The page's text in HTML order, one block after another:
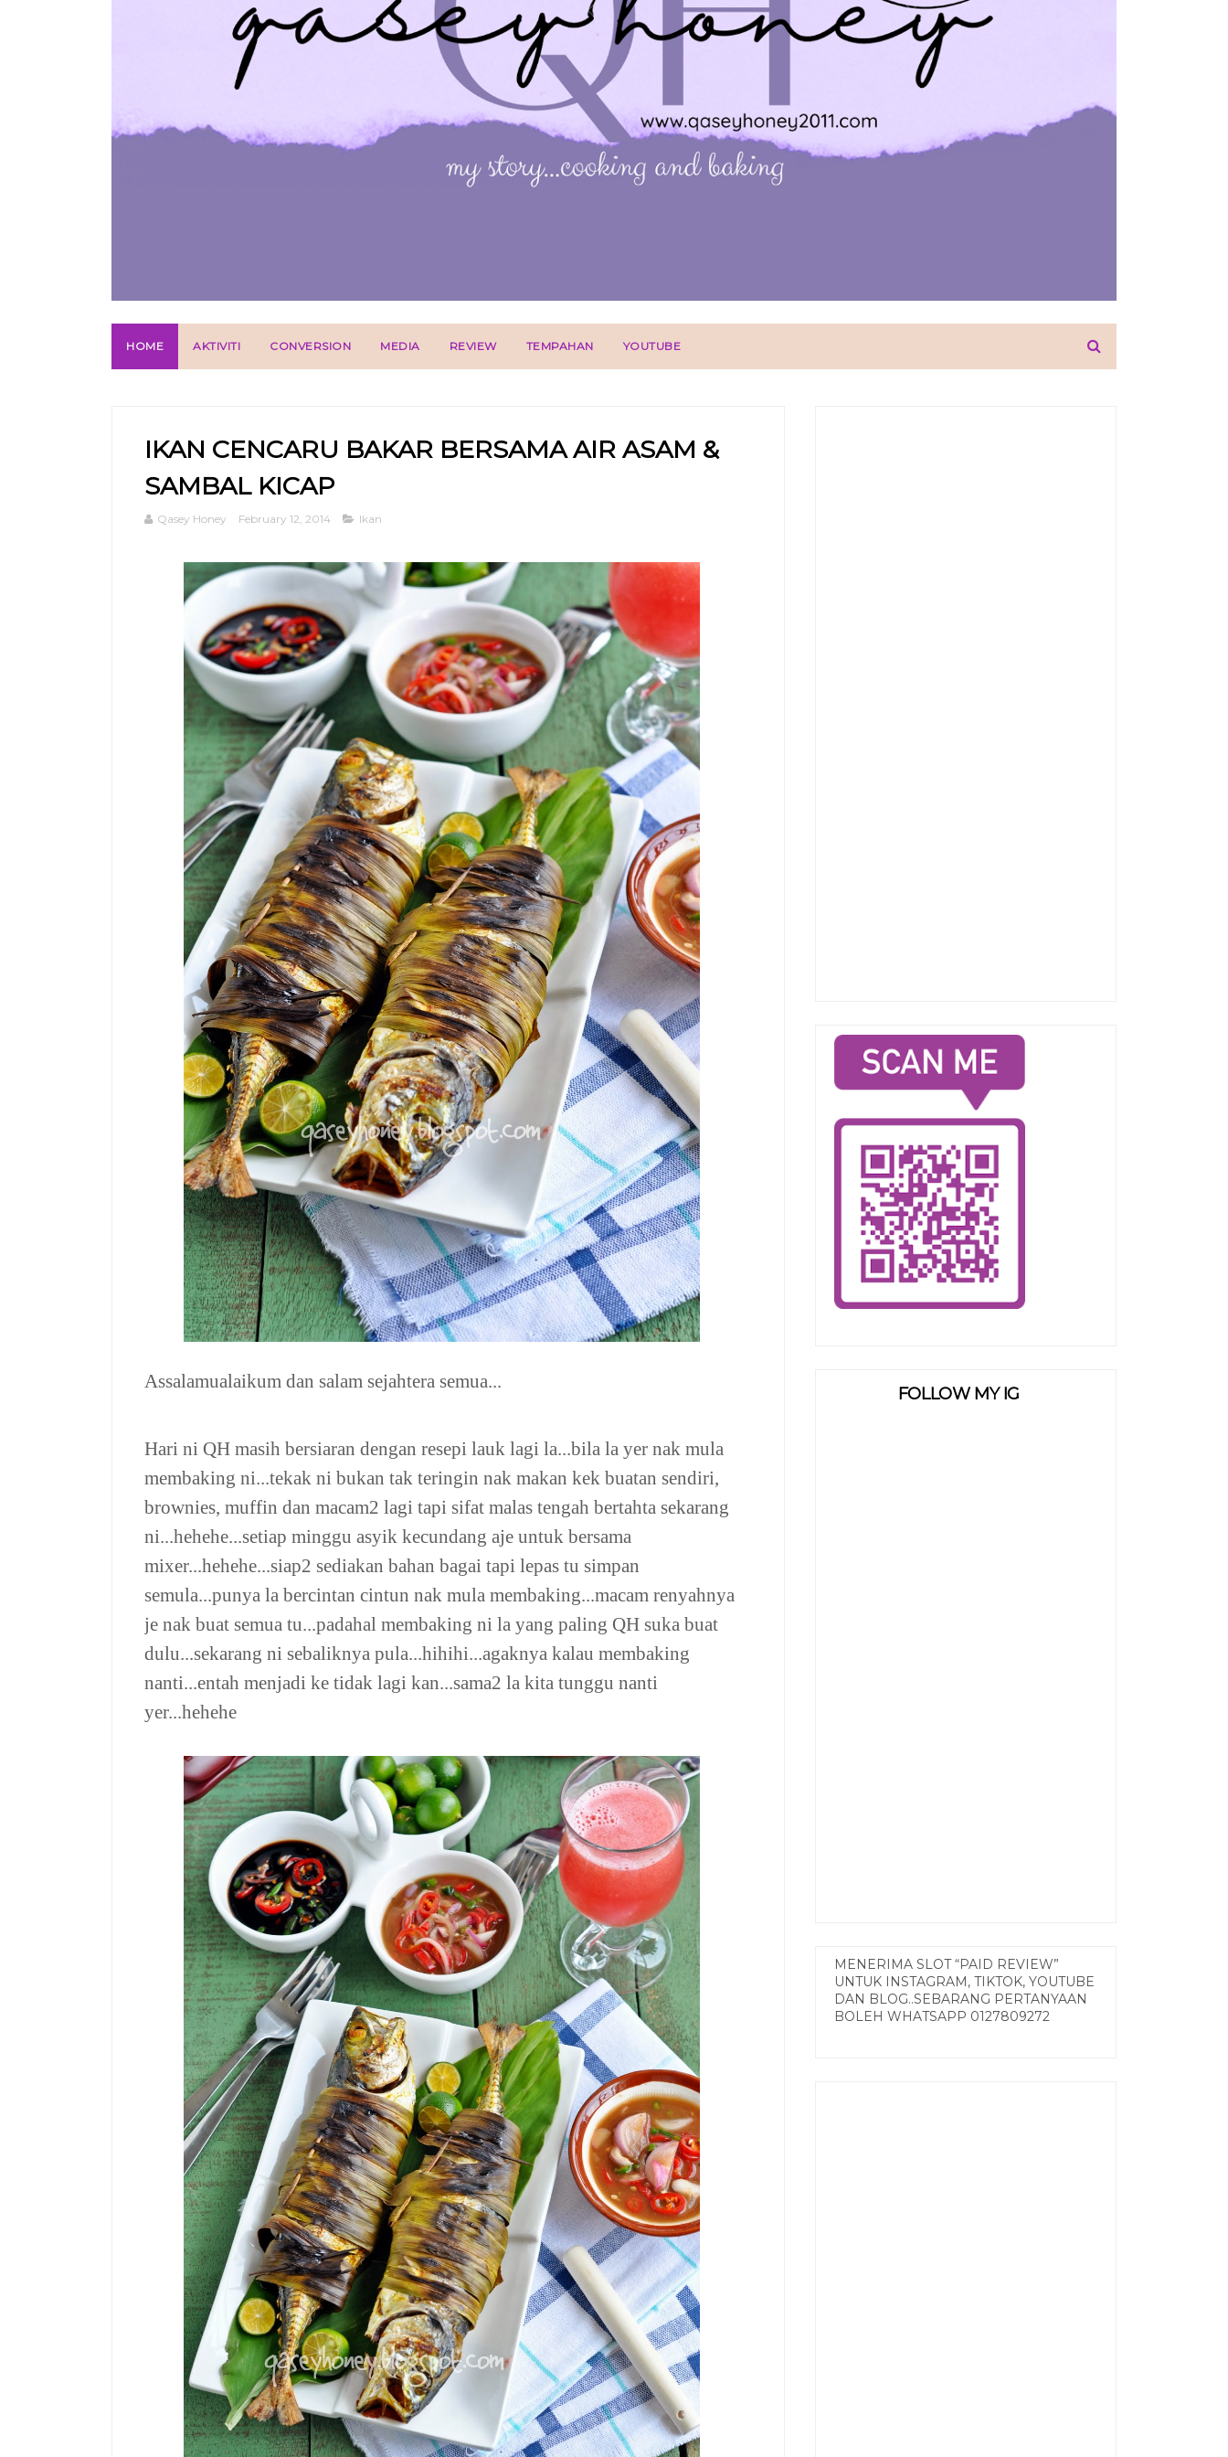
HOME AKTIVITI CONVERSION MEDIA REVIEW TEMPAHAN YOUTUBE
IKAN CENCARU BAKAR BERSAMA AIR ASAM &
SAMBAL KICAP
Qasey Honey February 12, 2014 Ikan
Assalamualaikum dan salam sejahtera semua...
Hari ni QH masih bersiaran dengan resepi lauk lagi la...bila la yer nak mula
membaking ni...tekak ni bukan tak teringin nak makan kek buatan sendiri,
brownies, muffin dan macam2 lagi tapi sifat malas tengah bertahta sekarang
ni...hehehe...setiap minggu asyik kecundang aje untuk bersama
mixer...hehehe...siap2 sediakan bahan bagai tapi lepas tu simpan
semula...punya la bercintan cintun nak mula membaking...macam renyahnya
je nak buat semua tu...padahal membaking ni la yang paling QH suka buat
dulu...sekarang ni sebaliknya pula...hihihi...agaknya kalau membaking
nanti...entah menjadi ke tidak lagi kan...sama2 la kita tunggu nanti
yer...hehehe
FOLLOW MY IG
MENERIMA SLOT “PAID REVIEW”
UNTUK INSTAGRAM, TIKTOK, YOUTUBE
DAN BLOG..SEBARANG PERTANYAAN
BOLEH WHATSAPP 0127809272